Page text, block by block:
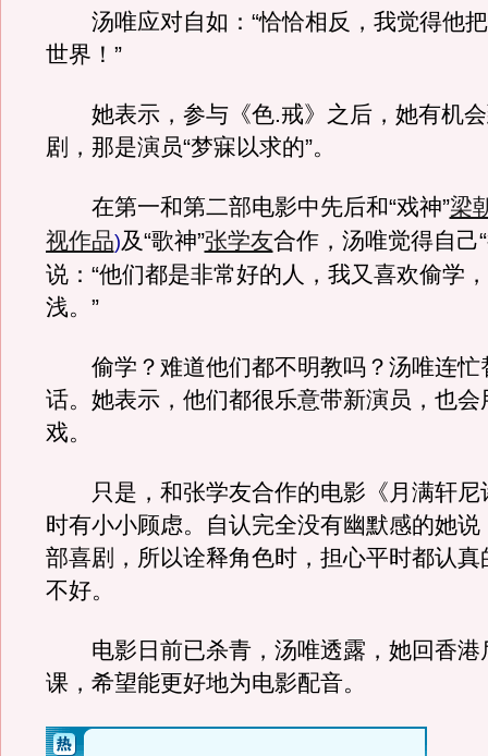
汤唯应对自如：“恰恰相反，我觉得他
世界！”
她表示，参与《色.戒》之后，她有机会
剧，那是演员“梦寐以求的”。
在第一和第二部电影中先后和“戏神”梁
视作品)及“歌神”张学友合作，汤唯觉得自己
说：“他们都是非常好的人，我又喜欢偷学
浅。”
偷学？难道他们都不明教吗？汤唯连忙
话。她表示，他们都很乐意带新演员，也会
戏。
只是，和张学友合作的电影《月满轩尼
时有小小顾虑。自认完全没有幽默感的她说
部喜剧，所以诠释角色时，担心平时都认真
不好。
电影日前已杀青，汤唯透露，她回香港
课，希望能更好地为电影配音。